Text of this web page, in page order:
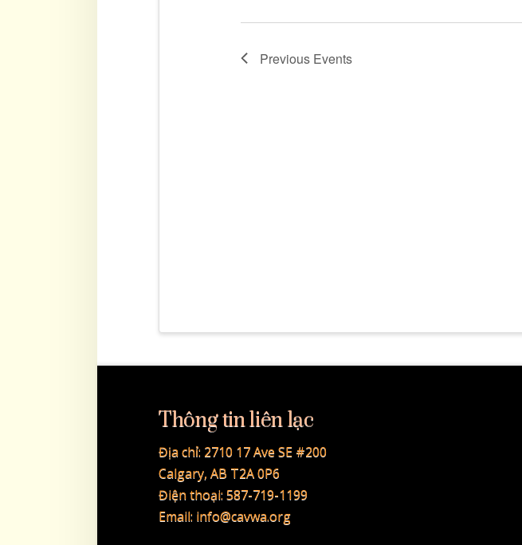
Previous Events
Thông tin liên lạc
Địa chỉ: 2710 17 Ave SE #200
Calgary, AB T2A 0P6
Điện thoại: 587-719-1199
Email: info@cavwa.org